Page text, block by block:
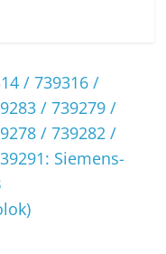
/ 739316 /
/ 739279 /
/ 739282 /
Siemens-